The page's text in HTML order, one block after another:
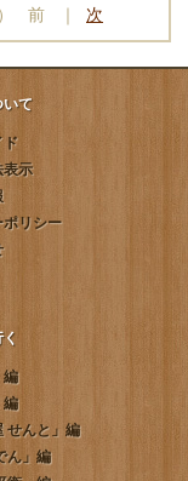
） 前 ｜ 次
いて
ド
表示
ポリシー
編
編
せんと」編
ん」編